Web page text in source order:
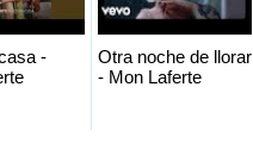
-
Otra noche de llorar
- Mon Laferte